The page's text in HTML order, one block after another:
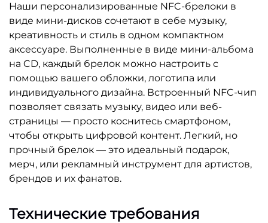
Наши персонализированные NFC-брелоки в
виде мини-дисков сочетают в себе музыку,
креативность и стиль в одном компактном
аксессуаре. Выполненные в виде мини-альбома
на CD, каждый брелок можно настроить с
помощью вашего обложки, логотипа или
индивидуального дизайна. Встроенный NFC-чип
позволяет связать музыку, видео или веб-
страницы — просто коснитесь смартфоном,
чтобы открыть цифровой контент. Легкий, но
прочный брелок — это идеальный подарок,
мерч, или рекламный инструмент для артистов,
брендов и их фанатов.
Технические требования